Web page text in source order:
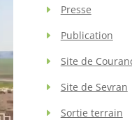
Presse
Publication
Site de
Site de Sevran
Sortie terrain